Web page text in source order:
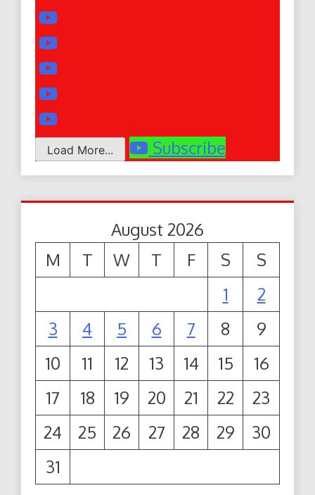
Load More... Subscribe
August 2026
M
T W T F S
S
1
2
3
4 5 6 7 8
9
10
11 12 13 14 15
16
17
18 19 20 21 22
23
24
25 26 27 28 29
30
31